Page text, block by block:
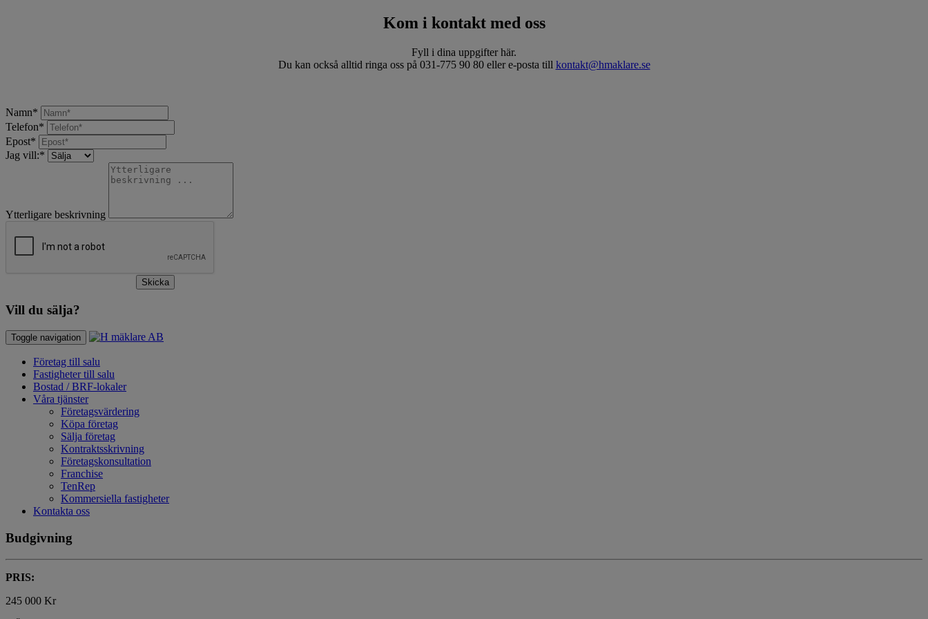
Kom i kontakt med oss
Fyll i dina uppgifter här.
Du kan också alltid ringa oss på 031-775 90 80 eller e-posta till kontakt@hmaklare.se
Namn*
Telefon*
Epost*
Jag vill:*
Ytterligare beskrivning
Skicka
Vill du sälja?
Toggle navigation
Företag till salu
Fastigheter till salu
Bostad / BRF-lokaler
Våra tjänster
Företagsvärdering
Köpa företag
Sälja företag
Kontraktsskrivning
Företagskonsultation
Franchise
TenRep
Kommersiella fastigheter
Kontakta oss
Budgivning
PRIS:
245 000 Kr